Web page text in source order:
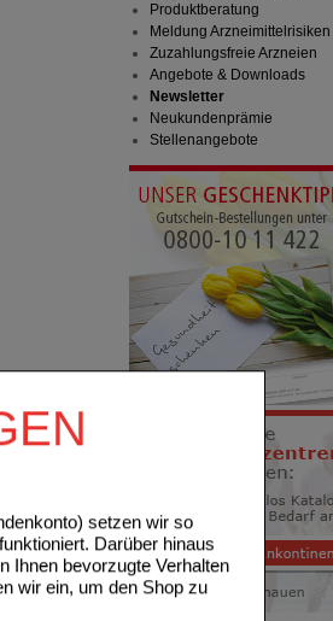
setzen wir so
Darüber hinaus
Ihnen bevorzugte Verhalten
wir ein, um den Shop zu
Produktberatung
Meldung Arzneimittelrisiken
Zuzahlungsfreie Arzneien
Angebote & Downloads
Newsletter
Neukundenprämie
Stellenangebote